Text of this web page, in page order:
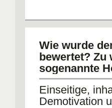
Wie wurde
bewertet? Zu
sogenannte
Einseitige,
Demotivation